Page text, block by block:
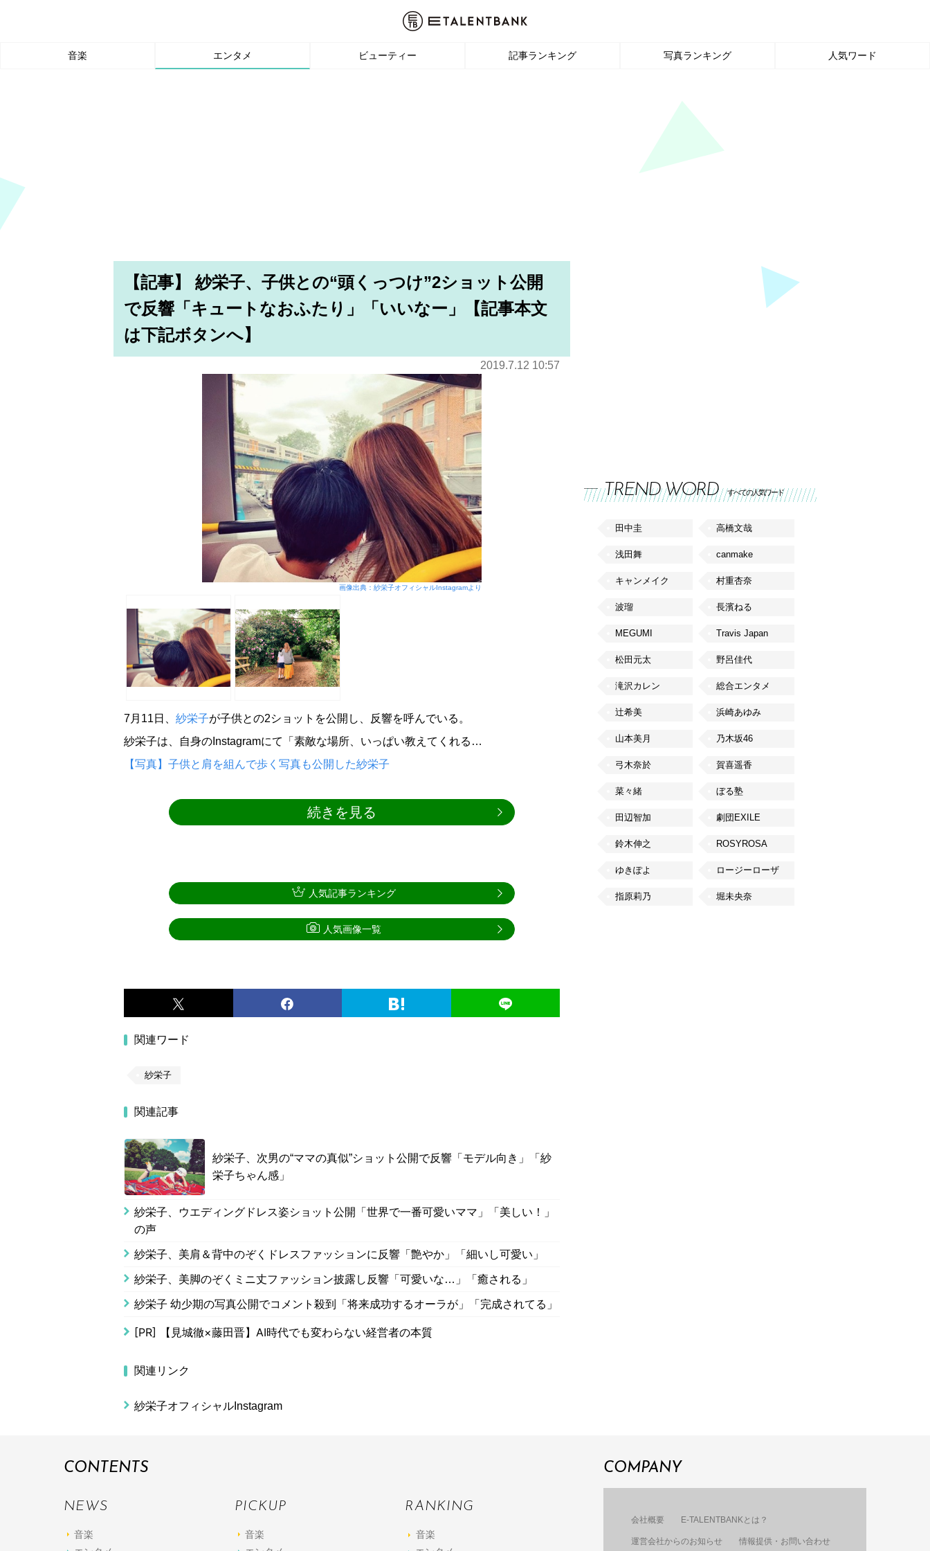
音楽 エンタメ ビューティー 記事ランキング 写真ランキング 人気ワード
【記事】 紗栄子、子供との“頭くっつけ”2ショット公開
で反響「キュートなおふたり」「いいなー」【記事本文
は下記ボタンへ】
2019.7.12 10:57
画像出典：紗栄子オフィシャルInstagramより
7月11日、 紗栄子が子供との2ショットを公開し、反響を呼んでいる。
紗栄子は、自身のInstagramにて「素敵な場所、いっぱい教えてくれる…
【写真】子供と肩を組んで歩く写真も公開した紗栄子
続きを見る
関連ワード
紗栄子
関連記事
紗栄子、次男の“ママの真似”ショット公開で反響「モデル向き」「紗
栄子ちゃん感」
紗栄子、ウエディングドレス姿ショット公開「世界で一番可愛いママ」「美しい！」
の声
紗栄子、美肩＆背中のぞくドレスファッションに反響「艶やか」「細いし可愛い」
紗栄子、美脚のぞくミニ丈ファッション披露し反響「可愛いな…」「癒される」
紗栄子 幼少期の写真公開でコメント殺到「将来成功するオーラが」「完成されてる」
[PR] 【見城徹×藤田晋】AI時代でも変わらない経営者の本質
関連リンク
紗栄子オフィシャルInstagram
人気記事ランキング
人気画像一覧
TREND WORD すべての人気ワード
田中圭 高橋文哉
浅田舞 canmake
キャンメイク 村重杏奈
波瑠 長濱ねる
MEGUMI Travis Japan
松田元太 野呂佳代
滝沢カレン 総合エンタメ
辻希美 浜崎あゆみ
山本美月 乃木坂46
弓木奈於 賀喜遥香
菜々緒 ぼる塾
田辺智加 劇団EXILE
鈴木伸之 ROSYROSA
ゆきぽよ ロージーローザ
指原莉乃 堀未央奈
CONTENTS
NEWS
音楽
PICKUP
音楽
RANKING
音楽
COMPANY
会社概要 E-TALENTBANKとは？
運営会社からのお知らせ 情報提供・お問い合わせ